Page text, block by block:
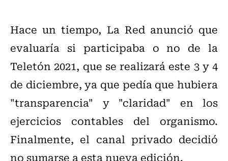
Hace un tiempo, La Red anunció que
evaluaría si participaba o no de la
Teletón 2021, que se realizará este 3 y 4
de diciembre, ya que pedía que hubiera
"transparencia" y "claridad" en los
ejercicios contables del organismo.
Finalmente, el canal privado decidió
no sumarse a esta nueva edición.